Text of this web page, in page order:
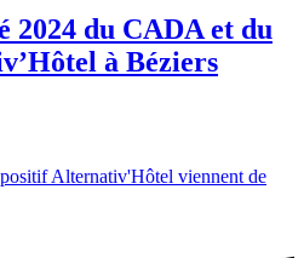
2024 du CADA et du
à Béziers
Alternativ'Hôtel viennent de